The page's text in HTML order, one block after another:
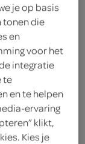
je op basis
tonen die
en
voor het
integratie
te
en te helpen
ervaring
klikt,
Kies je